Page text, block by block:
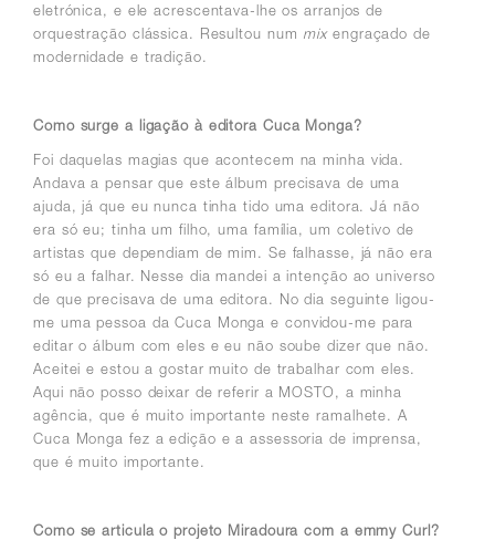
eletrónica, e ele acrescentava-lhe os arranjos de
orquestração clássica. Resultou num mixengraçado de
modernidade e tradição.
Como surge a ligação à editora Cuca Monga?
Foi daquelas magias que acontecem na minha vida.
Andava a pensar que este álbum precisava de uma
ajuda, já que eu nunca tinha tido uma editora. Já não
era só eu; tinha um filho, uma família, um coletivo de
artistas que dependiam de mim. Se falhasse, já não era
só eu a falhar. Nesse dia mandei a intenção ao universo
de que precisava de uma editora. No dia seguinte ligou-
me uma pessoa da Cuca Monga e convidou-me para
editar o álbum com eles e eu não soube dizer que não.
Aceitei e estou a gostar muito de trabalhar com eles.
Aqui não posso deixar de referir a MOSTO, a minha
agência, que é muito importante neste ramalhete. A
Cuca Monga fez a edição e a assessoria de imprensa,
que é muito importante.
Como se articula o projeto Miradoura com a emmy Curl?